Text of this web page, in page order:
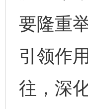
要隆重
引领作
往，深